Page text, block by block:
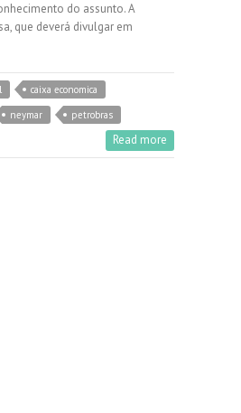
do assunto. A
que deverá divulgar em
caixa economica
neymar petrobras
Read more